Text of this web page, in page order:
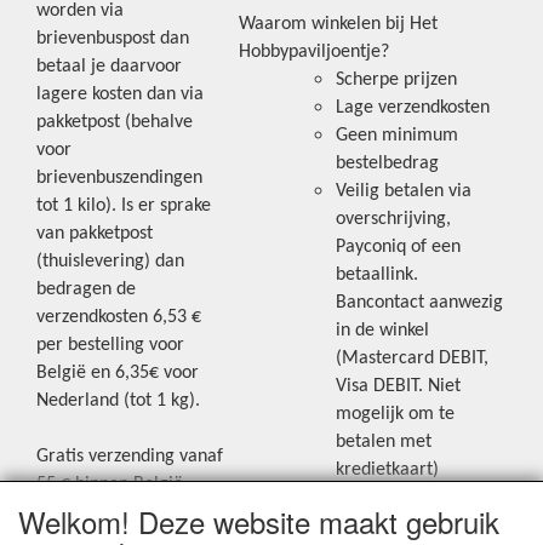
worden via
brievenbuspost dan
betaal je daarvoor
lagere kosten dan via
pakketpost (behalve
voor
brievenbuszendingen
tot 1 kilo). Is er sprake
van pakketpost
(thuislevering) dan
bedragen de
verzendkosten 6,53 €
per bestelling voor
België en 6,35€ voor
Nederland (tot 1 kg).
Gratis verzending vanaf
55 € binnen België.
Gratis verzending vanaf
65 € naar Nederland.
Waarom winkelen bij Het
Hobbypaviljoentje?
Scherpe prijzen
Lage verzendkosten
Geen minimum
bestelbedrag
Veilig betalen via
overschrijving,
Payconiq of een
betaallink.
Bancontact aanwezig
in de winkel
(Mastercard DEBIT,
Visa DEBIT. Niet
mogelijk om te
betalen met
kredietkaart)
Blijf op de hoogte van de laatste
Welkom! Deze website maakt gebruik